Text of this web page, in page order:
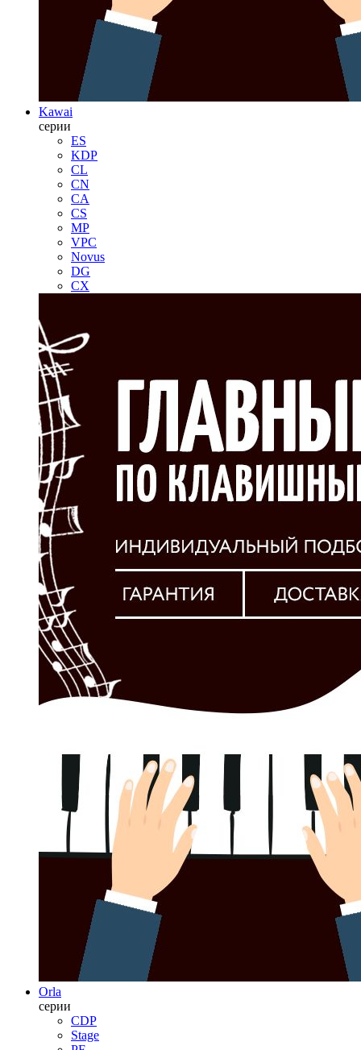
Kawai
серии
ES
KDP
CL
CN
CA
CS
MP
VPC
Novus
DG
CX
Orla
серии
CDP
Stage